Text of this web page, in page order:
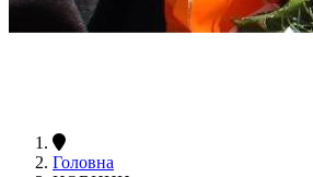
Головна